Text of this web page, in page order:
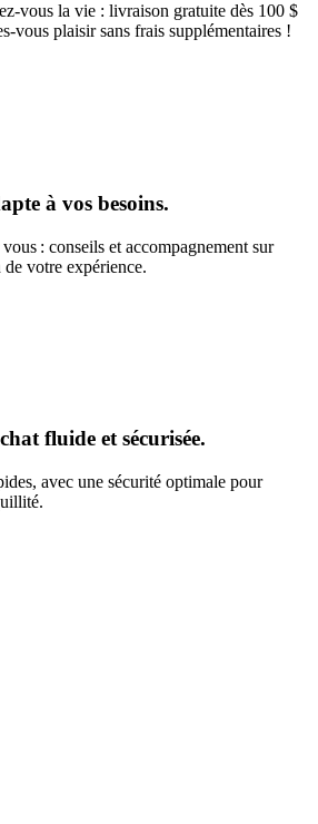
vous la vie : livraison gratuite dès 100 $
vous plaisir sans frais supplémentaires !
à vos besoins.
: conseils et accompagnement sur
votre expérience.
fluide et sécurisée.
avec une sécurité optimale pour